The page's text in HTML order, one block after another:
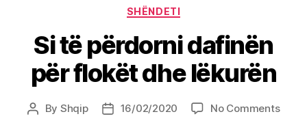
Categories
SHËNDETI
Si të përdorni dafinën
për flokët dhe lëkurën
Post
By Shqip
Post16/02/2020 No Commentson